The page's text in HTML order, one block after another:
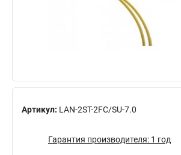
Артикул: LAN-2ST-2FC/SU-7.0
Гарантия производителя: 1 год